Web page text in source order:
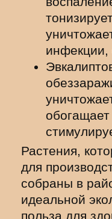
инфекции,
Растения,
для
собраны в
идеальной
польза для